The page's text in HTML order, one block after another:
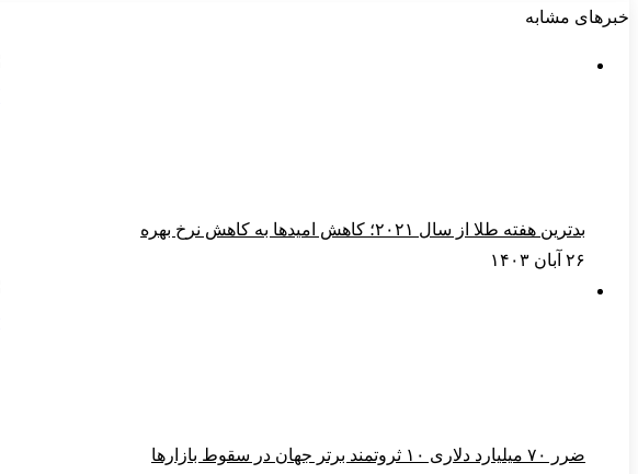
خبرهای مشابه
بدترین هفته طلا از سال ۲۰۲۱؛ کاهش امیدها به کاهش نرخ بهره
۲۶ آبان ۱۴۰۳
ضرر ۷۰ میلیارد دلاری ۱۰ ثروتمند برتر جهان در سقوط بازارها